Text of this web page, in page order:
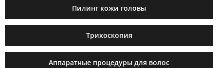
Пилинг кожи головы
Трихоскопия
Аппаратные процедуры для волос